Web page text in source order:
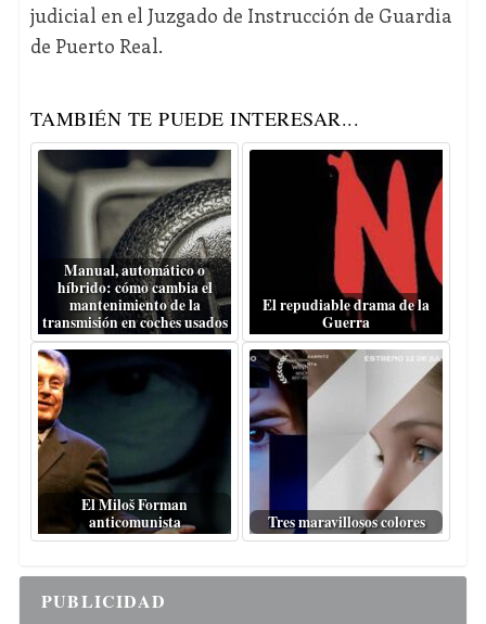
judicial en el Juzgado de Instrucción de Guardia
de Puerto Real.
TAMBIÉN TE PUEDE INTERESAR...
Manual, automático o
híbrido: cómo cambia el
mantenimiento de la
transmisión en coches usados
El repudiable drama de la
Guerra
El Miloš Forman
anticomunista
Tres maravillosos colores
PUBLICIDAD